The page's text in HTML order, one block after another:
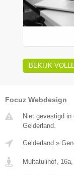
BEKIJK
Focuz Webdesign
Niet gevestigd in
Gelderland.
Gelderland »
Multatulihof, 16a